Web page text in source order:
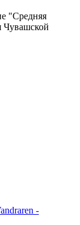
"Средняя
Чувашской
-